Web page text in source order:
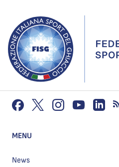
MENU
News